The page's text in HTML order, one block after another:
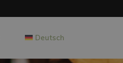
Deutsch